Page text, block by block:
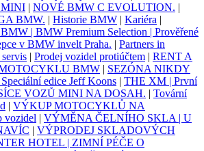
| NOVÉ BMW C EVOLUTION. |
BMW. | Historie BMW | Kariéra |
| BMW Premium Selection | Prověřené
v BMW invelt Praha. | Partners in
| Prodej vozidel protiúčtem | RENT A
BMW | SEZÓNA NIKDY
edice Jeff Koons | THE XM | První
VOZŮ MINI NA DOSAH. | Tovární
| VÝKUP MOTOCYKLŮ NA
vozidel | VÝMĚNA ČELNÍHO SKLA | U
| VÝPRODEJ SKLADOVÝCH
HOTEL | ZIMNÍ PÉČE O